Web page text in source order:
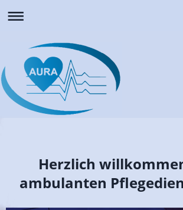
Herzlich
ambulanten